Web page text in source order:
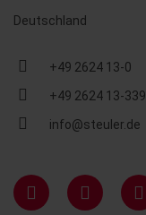
Deutschland
+49 2624 13-0
+49 2624 13-339
info@steuler.de